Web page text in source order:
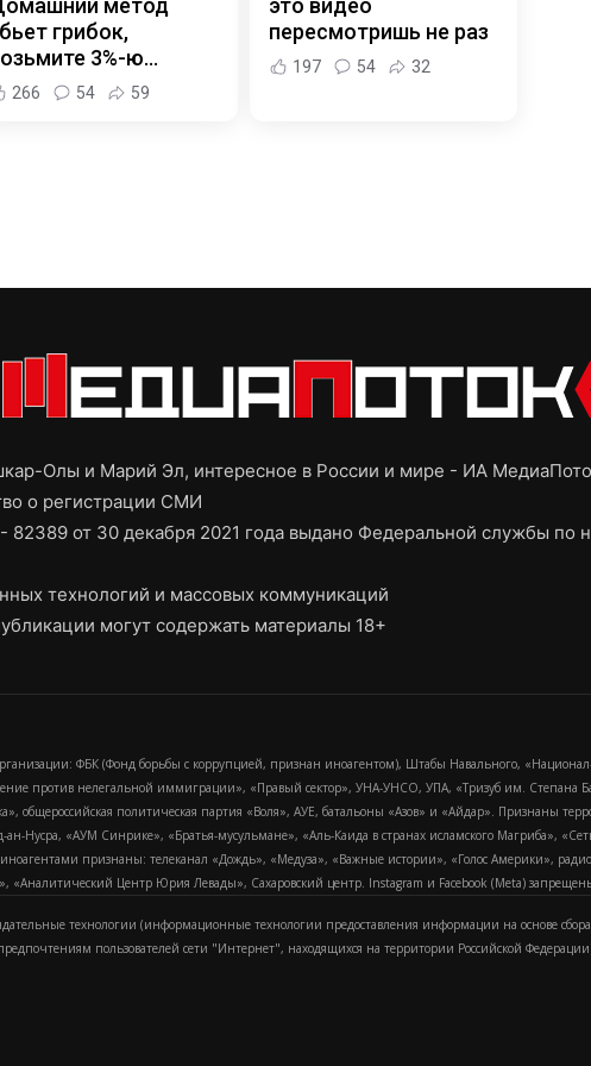
метод
грибок,
3%-ю…
266 54 59
это видео
пересмотришь не раз
197 54 32
Олы и Марий Эл, интересное в России и мире - ИА
о регистрации СМИ
от 30 декабря 2021 года выдано Федеральной службы по
технологий и массовых коммуникаций
могут содержать материалы 18+
ФБК (Фонд борьбы с коррупцией, признан иноагентом), Штабы Навального,
против нелегальной иммиграции», «Правый сектор», УНА-УНСО, УПА, «Тризуб им.
общероссийская политическая партия «Воля», АУЕ, батальоны «Азов» и «Айдар». Признаны
ан-Нусра, «АУМ Синрике», «Братья-мусульмане», «Аль-Каида в странах исламского Магриба»,
признаны: телеканал «Дождь», «Медуза», «Важные истории», «Голос Америки»,
Центр Юрия Левады», Сахаровский центр. Instagram и Facebook (Metа)
технологии (информационные технологии предоставления информации на основе
пользователей сети "Интернет", находящихся на территории Российской